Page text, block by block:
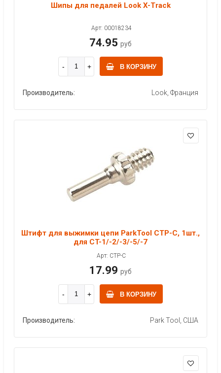
Шипы для педалей Look X-Track
Арт: 00018234
74.95 руб
В КОРЗИНУ
Производитель: Look, Франция
Штифт для выжимки цепи ParkTool CTP-C, 1шт.,
для CT-1/-2/-3/-5/-7
Арт: CTP-C
17.99 руб
В КОРЗИНУ
Производитель: Park Tool, США